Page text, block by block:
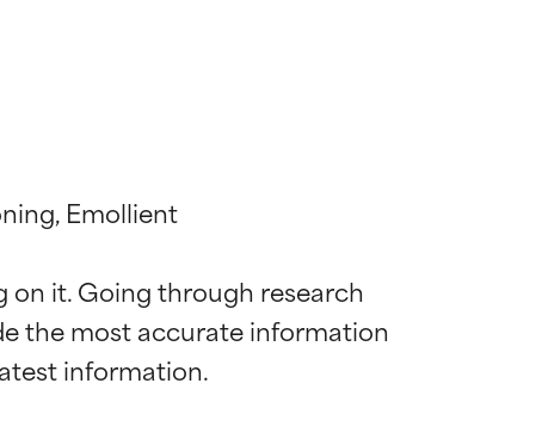
Emollient
on it. Going through research
the most accurate information
la maggior
la maggior